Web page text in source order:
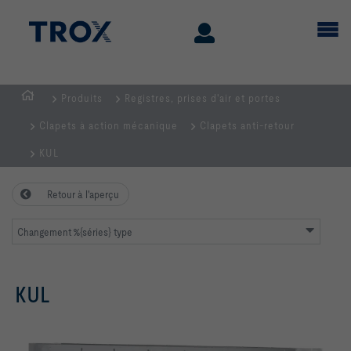
d'accueil
Produits Registres, prises d'air et portes
Clapets à action mécanique Clapets anti-retour
KUL
Retour à l'aperçu
Changement %{séries} type
KUL